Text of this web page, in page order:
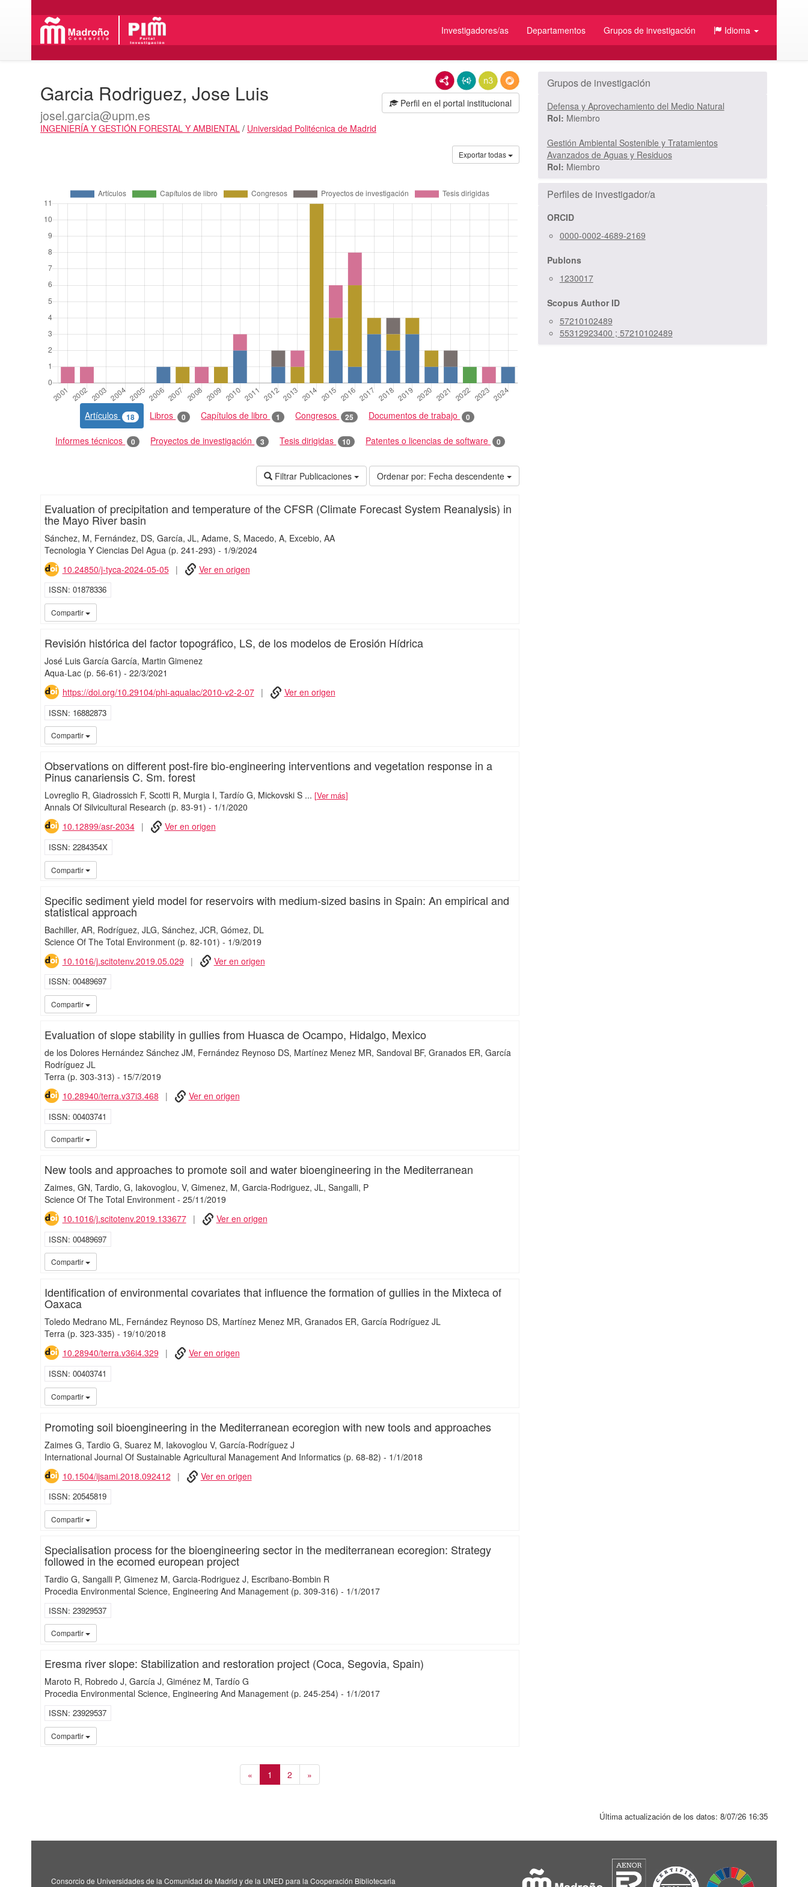
Investigadores/as Departamentos Grupos de investigación Idioma
RDF/XMLJSON-LDN3/TurtleRDF/JSON
Perfil en el portal institucional
Garcia Rodriguez, Jose Luis
josel.garcia@upm.es
INGENIERÍA Y GESTIÓN FORESTAL Y AMBIENTAL / Universidad Politécnica de Madrid
Exportar todas
Artículos 18 Libros 0 Capítulos de libro 1 Congresos 25 Documentos de trabajo 0
Informes técnicos 0 Proyectos de investigación 3 Tesis dirigidas 10 Patentes o licencias de software 0
Filtrar Publicaciones Ordenar por: Fecha descendente
Evaluation of precipitation and temperature of the CFSR (Climate Forecast System Reanalysis) in
the Mayo River basin
Sánchez, M Fernández, DS García, JL Adame, S Macedo, A Excebio, AA
Tecnologia Y Ciencias Del Agua (p. 241-293) - 1/9/2024
10.24850/j-tyca-2024-05-05
Ver en origen
ISSN 01878336
Compartir
Revisión histórica del factor topográfico, LS, de los modelos de Erosión Hídrica
José Luis García García Martin Gimenez
Aqua-Lac (p. 56-61) - 22/3/2021
https://doi.org/10.29104/phi-aqualac/2010-v2-2-07
Ver en origen
ISSN 16882873
Compartir
Observations on different post-fire bio-engineering interventions and vegetation response in a
Pinus canariensis C. Sm. forest
Lovreglio R Giadrossich F Scotti R Murgia I Tardío G Mickovski S ... Ver más
Annals Of Silvicultural Research (p. 83-91) - 1/1/2020
10.12899/asr-2034
Ver en origen
ISSN 2284354X
Compartir
Specific sediment yield model for reservoirs with medium-sized basins in Spain: An empirical and
statistical approach
Bachiller, AR Rodríguez, JLG Sánchez, JCR Gómez, DL
Science Of The Total Environment (p. 82-101) - 1/9/2019
10.1016/j.scitotenv.2019.05.029
Ver en origen
ISSN 00489697
Compartir
Evaluation of slope stability in gullies from Huasca de Ocampo, Hidalgo, Mexico
de los Dolores Hernández Sánchez JM Fernández Reynoso DS Martínez Menez MR Sandoval BF Granados ER García
Rodríguez JL
Terra (p. 303-313) - 15/7/2019
10.28940/terra.v37i3.468
Ver en origen
ISSN 00403741
Compartir
New tools and approaches to promote soil and water bioengineering in the Mediterranean
Zaimes, GN Tardio, G Iakovoglou, V Gimenez, M Garcia-Rodriguez, JL Sangalli, P
Science Of The Total Environment- 25/11/2019
10.1016/j.scitotenv.2019.133677
Ver en origen
ISSN 00489697
Compartir
Identification of environmental covariates that influence the formation of gullies in the Mixteca of
Oaxaca
Toledo Medrano ML Fernández Reynoso DS Martínez Menez MR Granados ER García Rodríguez JL
Terra (p. 323-335) - 19/10/2018
10.28940/terra.v36i4.329
Ver en origen
ISSN 00403741
Compartir
Promoting soil bioengineering in the Mediterranean ecoregion with new tools and approaches
Zaimes G Tardio G Suarez M Iakovoglou V García-Rodríguez J
International Journal Of Sustainable Agricultural Management And Informatics (p. 68-82) - 1/1/2018
10.1504/ijsami.2018.092412
Ver en origen
ISSN 20545819
Compartir
Specialisation process for the bioengineering sector in the mediterranean ecoregion: Strategy
followed in the ecomed european project
Tardio G Sangalli P Gimenez M Garcia-Rodriguez J Escribano-Bombin R
Procedia Environmental Science, Engineering And Management (p. 309-316) - 1/1/2017
ISSN 23929537
Compartir
Eresma river slope: Stabilization and restoration project (Coca, Segovia, Spain)
Maroto R Robredo J García J Giménez M Tardío G
Procedia Environmental Science, Engineering And Management (p. 245-254) - 1/1/2017
ISSN 23929537
Compartir
« 1 2 »
Grupos de investigación
Defensa y Aprovechamiento del Medio Natural
Rol: Miembro
Gestión Ambiental Sostenible y Tratamientos
Avanzados de Aguas y Residuos
Rol: Miembro
Perfiles de investigador/a
ORCID
0000-0002-4689-2169
Publons
1230017
Scopus Author ID
57210102489
55312923400 ; 57210102489
Última actualización de los datos: 8/07/26 16:35
Consorcio de Universidades de la Comunidad de Madrid y de la UNED para la Cooperación Bibliotecaria